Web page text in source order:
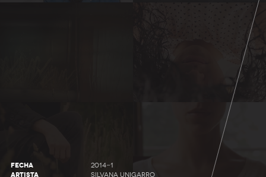
FECHA 2014-1
ARTISTA SILVANA UNIGARRO